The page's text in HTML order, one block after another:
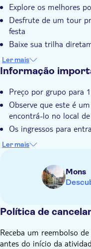
Grupo privado
Explore os melhores
Desfrute de um tour
festa
Baixe sua trilha
Comece o jogo a
Ler mais
Informação
Preço por grupo para
Observe que este é
encontrá-lo no local
Os ingressos para
Você pode iniciar e
Você precisa de
este jogo da cidade
selecionar o idioma
Ler mais
Mons
Política de
Receba um reembolso
antes do início da